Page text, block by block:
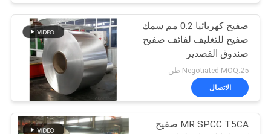
لوحة معدنية من
الصفيح
5
صفيح كهربائيا 0.2 مم سمك
صفيح للتغليف لفائف صفيح
صندوق القصدير
Negotiated MOQ:25 طن
الاتصال
MR SPCC T5CA صفيح